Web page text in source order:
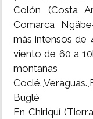
Colón (Costa
Comarca
más intensos de
viento de 60 a
Buglé
En Chiriquí